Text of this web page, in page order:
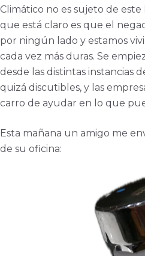
Climático no es sujeto de
que está claro es que el
por ningún lado y estamos
cada vez más duras. Se
desde las distintas instancias
quizá discutibles, y las
carro de ayudar en lo que
Esta mañana un amigo me
de su oficina: